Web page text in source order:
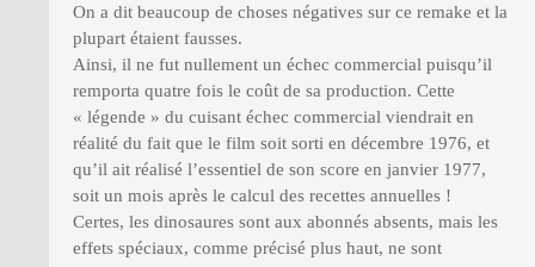
On a dit beaucoup de choses négatives sur ce remake et la
plupart étaient fausses.
Ainsi, il ne fut nullement un échec commercial puisqu’il
remporta quatre fois le coût de sa production. Cette
« légende » du cuisant échec commercial viendrait en
réalité du fait que le film soit sorti en décembre 1976, et
qu’il ait réalisé l’essentiel de son score en janvier 1977,
soit un mois après le calcul des recettes annuelles !
Certes, les dinosaures sont aux abonnés absents, mais les
effets spéciaux, comme précisé plus haut, ne sont